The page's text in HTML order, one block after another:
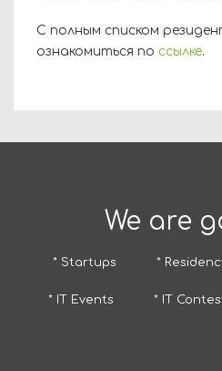
С полным списком
ознакомиться по ссылке.
We are
* Startups *
* IT Events * IT